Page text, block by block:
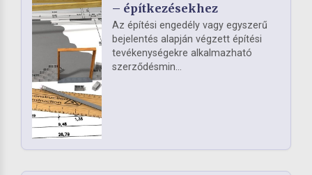
– építkezésekhez
Az építési engedély vagy egyszerű
bejelentés alapján végzett építési
tevékenységekre alkalmazható
szerződésmin...